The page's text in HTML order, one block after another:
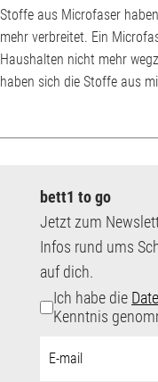
Stoffe aus Microfaser
mehr verbreitet. Ein
Haushalten nicht mehr
haben sich die Stoffe aus
bett1 to go
Jetzt zum
Infos rund ums
auf dich.
Ich habe die
Kenntnis
Mail-